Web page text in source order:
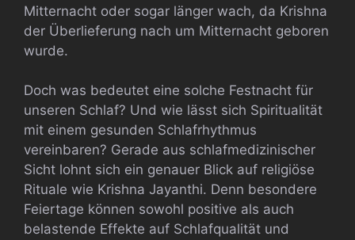
Mitternacht oder sogar länger wach, da Krishna
der Überlieferung nach um Mitternacht geboren
wurde.
Doch was bedeutet eine solche Festnacht für
unseren Schlaf? Und wie lässt sich Spiritualität
mit einem gesunden Schlafrhythmus
vereinbaren? Gerade aus schlafmedizinischer
Sicht lohnt sich ein genauer Blick auf religiöse
Rituale wie Krishna Jayanthi. Denn besondere
Feiertage können sowohl positive als auch
belastende Effekte auf Schlafqualität und